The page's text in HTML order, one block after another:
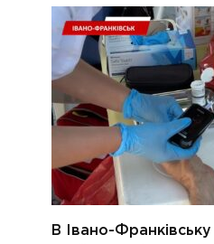
В Івано-Франківську